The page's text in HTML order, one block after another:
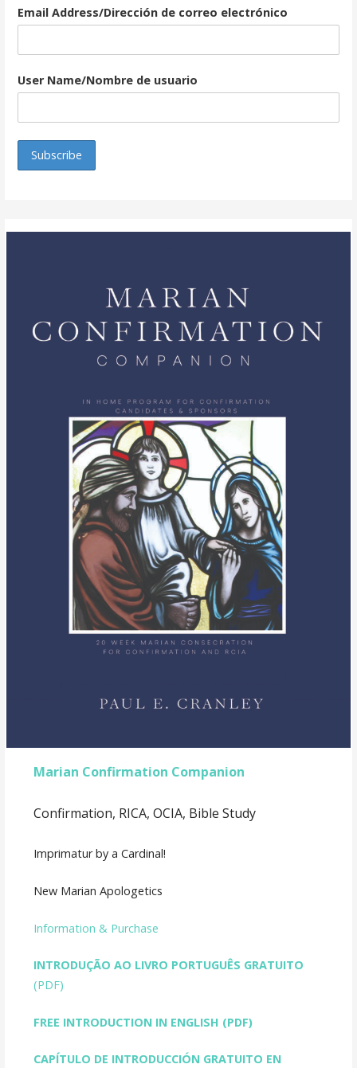
Email Address/Dirección de correo electrónico
User Name/Nombre de usuario
Marian Confirmation Companion
Confirmation, RICA, OCIA, Bible Study
Imprimatur by a Cardinal!
New Marian Apologetics
Information & Purchase
INTRODUÇÃO AO LIVRO PORTUGUÊS GRATUITO
(PDF)
FREE INTRODUCTION IN ENGLISH (PDF)
CAPÍTULO DE INTRODUCCIÓN GRATUITO EN